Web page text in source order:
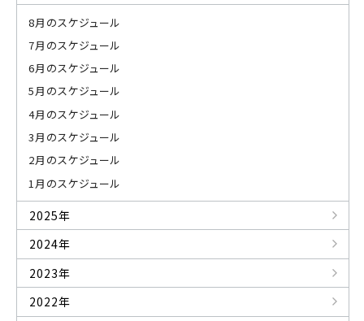
8月のスケジュール
7月のスケジュール
6月のスケジュール
5月のスケジュール
4月のスケジュール
3月のスケジュール
2月のスケジュール
1月のスケジュール
2025年
2024年
2023年
2022年